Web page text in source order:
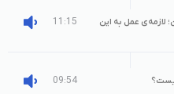
عمل به این
11:15
09:54